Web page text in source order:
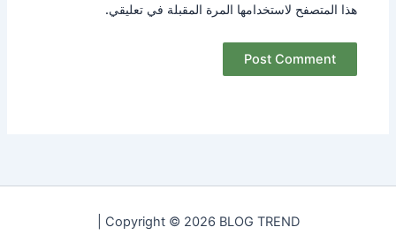
هذا المتصفح لاستخدامها المرة المقبلة في تعليقي.
Copyright © 2026 BLOG TREND |